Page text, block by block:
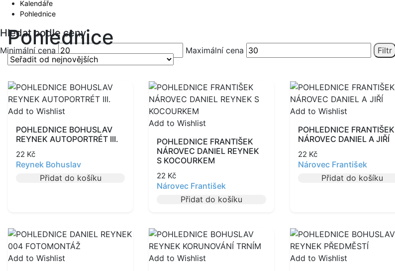
Kalendáře
Pohlednice
Hledat podle ceny
Minimální cena Maximální cena Filtr
Pohlednice
Add to Wishlist
POHLEDNICE BOHUSLAV
REYNEK AUTOPORTRÉT III.
22 Kč
Reynek Bohuslav
Přidat do košíku
Add to Wishlist
POHLEDNICE FRANTIŠEK
NÁROVEC DANIEL REYNEK
S KOCOURKEM
22 Kč
Nárovec František
Přidat do košíku
Add to Wishlist
POHLEDNICE FRANTIŠEK
NÁROVEC DANIEL A JIŘÍ
22 Kč
Nárovec František
Přidat do košíku
Add to Wishlist
Add to Wishlist
Add to Wishlist